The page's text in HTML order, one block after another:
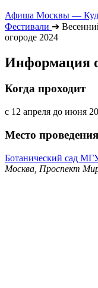
Афиша Москвы —
Фестивали ➔
огороде 2024
Информация
Когда проходит
с 12 апреля до июня
Место проведения
Ботанический сад
Москва, Проспект